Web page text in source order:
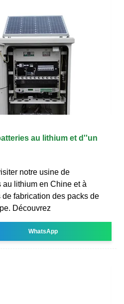
au lithium et d''un
notre usine de
lithium en Chine et à
fabrication des packs de
Découvrez
WhatsApp